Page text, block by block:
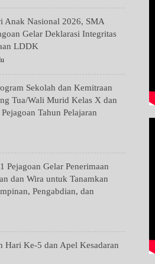
Anak Nasional 2026, SMA
Gelar Deklarasi Integritas
LDDK
Sekolah dan Kemitraan
Tua/Wali Murid Kelas X dan
Tahun Pelajaran
Pejagoan Gelar Penerimaan
dan Wira untuk Tanamkan
Pengabdian, dan
Hari Ke-5 dan Apel Kesadaran